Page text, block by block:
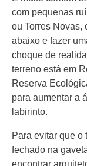
com pequenas
ou Torres Novas,
abaixo e fazer
choque de
terreno está em
Reserva
para aumentar a
labirinto.
Para evitar que o
fechado na
encontrar